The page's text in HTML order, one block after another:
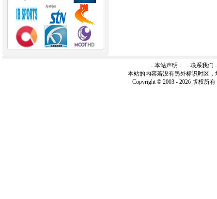
- 本站声明 - - 联系我们
本站的内容若没有另外标识时区，
Copyright © 2003 - 2026 版权所有